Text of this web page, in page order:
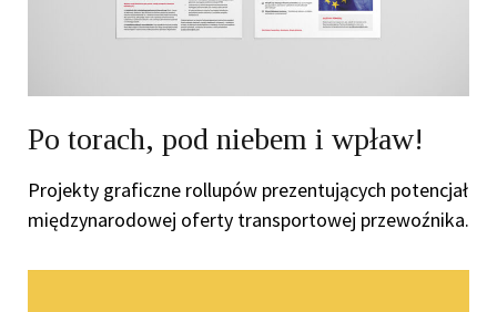
Po torach, pod niebem i wpław!
Projekty graficzne rollupów prezentujących potencjał
międzynarodowej oferty transportowej przewoźnika.